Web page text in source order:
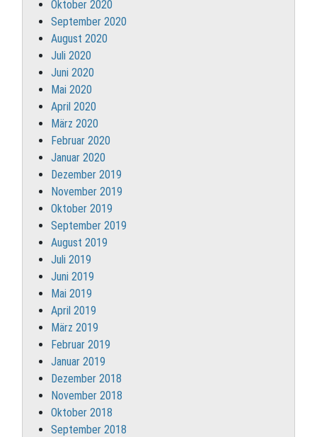
Oktober 2020
September 2020
August 2020
Juli 2020
Juni 2020
Mai 2020
April 2020
März 2020
Februar 2020
Januar 2020
Dezember 2019
November 2019
Oktober 2019
September 2019
August 2019
Juli 2019
Juni 2019
Mai 2019
April 2019
März 2019
Februar 2019
Januar 2019
Dezember 2018
November 2018
Oktober 2018
September 2018